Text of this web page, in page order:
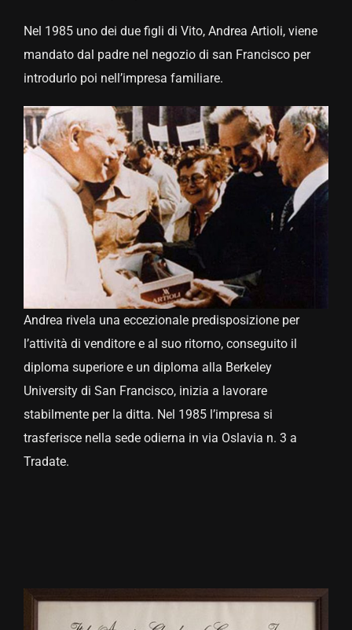
Nel 1985 uno dei due figli di Vito, Andrea Artioli, viene
mandato dal padre nel negozio di san Francisco per
introdurlo poi nell’impresa familiare.
Andrea rivela una eccezionale predisposizione per
l’attività di venditore e al suo ritorno, conseguito il
diploma superiore e un diploma alla Berkeley
University di San Francisco, inizia a lavorare
stabilmente per la ditta. Nel 1985 l’impresa si
trasferisce nella sede odierna in via Oslavia n. 3 a
Tradate.